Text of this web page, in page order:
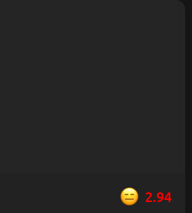
2.94